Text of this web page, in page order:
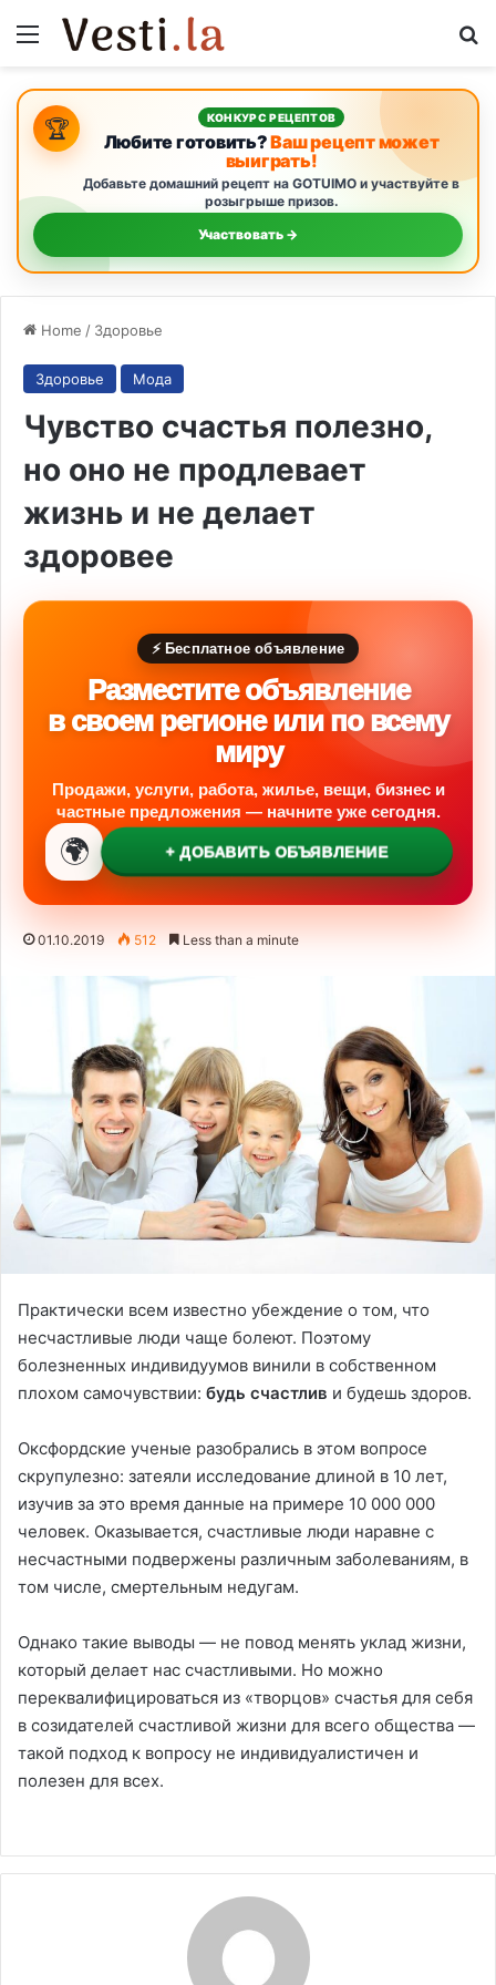
Menu
🏆 КОНКУРС РЕЦЕПТОВ
Любите готовить?Ваш рецепт может
выиграть!
Добавьте домашний рецепт на GOTUIMO и участвуйте в
розыгрыше призов.
Участвовать →
Home / Здоровье
Здоровье Мода
Чувство счастья полезно,
но оно не продлевает
жизнь и не делает
здоровее
⚡ Бесплатное объявление
Разместите объявление
в своем регионе или по всему
миру
Продажи, услуги, работа, жилье, вещи, бизнес и
частные предложения — начните уже сегодня.
🌍 + ДОБАВИТЬ ОБЪЯВЛЕНИЕ
01.10.2019 512 Less than a minute
Практически всем известно убеждение о том, что
несчастливые люди чаще болеют. Поэтому
болезненных индивидуумов винили в собственном
плохом самочувствии: будь счастлив и будешь здоров.
Оксфордские ученые разобрались в этом вопросе
скрупулезно: затеяли исследование длиной в 10 лет,
изучив за это время данные на примере 10 000 000
человек. Оказывается, счастливые люди наравне с
несчастными подвержены различным заболеваниям, в
том числе, смертельным недугам.
Однако такие выводы ― не повод менять уклад жизни,
который делает нас счастливыми. Но можно
переквалифицироваться из «творцов» счастья для себя
в созидателей счастливой жизни для всего общества ―
такой подход к вопросу не индивидуалистичен и
полезен для всех.